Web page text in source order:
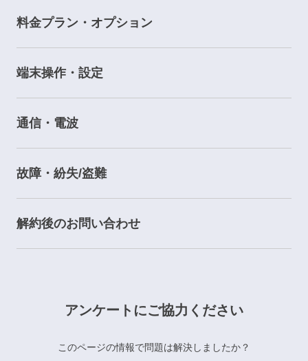
料金プラン・オプション
端末操作・設定
通信・電波
故障・紛失/盗難
解約後のお問い合わせ
アンケートにご協力ください
このページの情報で問題は解決しましたか？